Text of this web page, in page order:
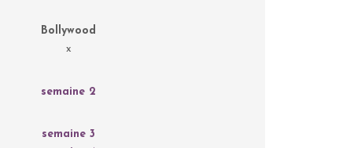
Bollywood
x
semaine 2
semaine 3